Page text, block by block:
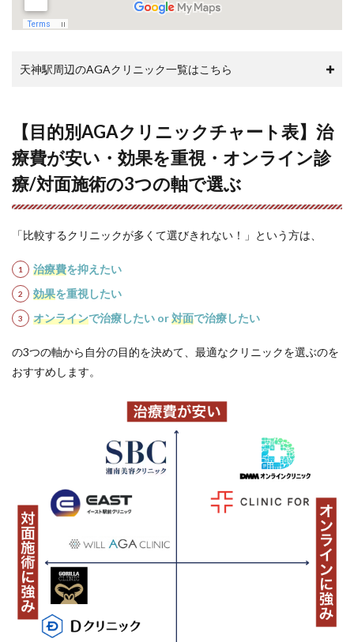
れま
7.10
険がき
きます
か？
7.11
Q11. 女
毛は治
療でき
か？
天神駅周辺のAGAクリニック一覧はこちら
【目的別AGAクリニックチャート表】治
療費が安い・効果を重視・オンライン診
療/対面施術の3つの軸で選ぶ
「比較するクリニックが多くて選びきれない！」という方は、
治療費を抑えたい
効果を重視したい
オンラインで治療したい or対面で治療したい
の3つの軸から自分の目的を決めて、最適なクリニックを選ぶのを
おすすめします。